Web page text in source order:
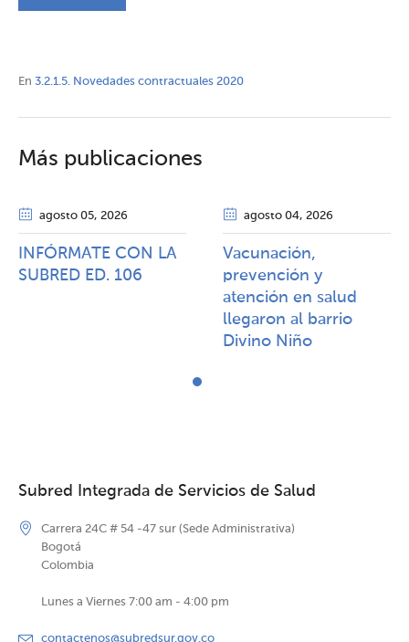
En 3.2.1.5. Novedades contractuales 2020
Más publicaciones
agosto 05, 2026
INFÓRMATE CON LA
SUBRED ED. 106
agosto 04, 2026
Vacunación,
prevención y
atención en salud
llegaron al barrio
Divino Niño
Subred Integrada de Servicios de Salud
Carrera 24C # 54 -47 sur (Sede Administrativa)
Bogotá
Colombia
Lunes a Viernes 7:00 am - 4:00 pm
contactenos@subredsur.gov.co